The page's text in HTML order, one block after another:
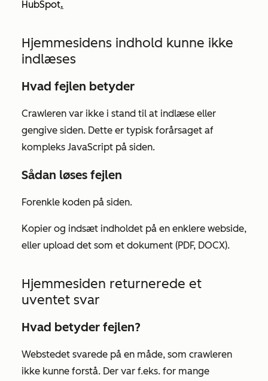
HubSpot.
Hjemmesidens indhold kunne ikke
indlæses
Hvad fejlen betyder
Crawleren var ikke i stand til at indlæse eller
gengive siden. Dette er typisk forårsaget af
kompleks JavaScript på siden.
Sådan løses fejlen
Forenkle koden på siden.
Kopier og indsæt indholdet på en enklere webside,
eller upload det som et dokument (PDF, DOCX).
Hjemmesiden returnerede et
uventet svar
Hvad betyder fejlen?
Webstedet svarede på en måde, som crawleren
ikke kunne forstå. Der var f.eks. for mange